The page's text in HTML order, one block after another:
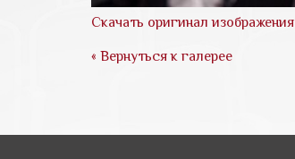
Скачать оригинал изображения
« Вернуться к галерее